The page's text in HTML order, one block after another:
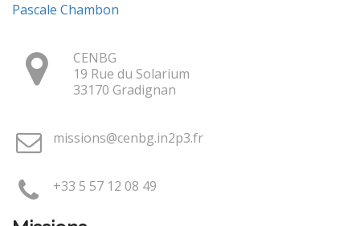
Pascale Chambon
CENBG
19 Rue du Solarium
33170 Gradignan
missions@cenbg.in2p3.fr
+33 5 57 12 08 49